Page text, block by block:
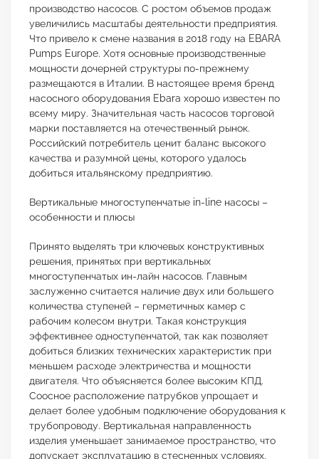
производство насосов. С ростом объемов продаж
увеличились масштабы деятельности предприятия.
Что привело к смене названия в 2018 году на EBARA
Pumps Europe. Хотя основные производственные
мощности дочерней структуры по-прежнему
размещаются в Италии. В настоящее время бренд
насосного оборудования Ebara хорошо известен по
всему миру. Значительная часть насосов торговой
марки поставляется на отечественный рынок.
Российский потребитель ценит баланс высокого
качества и разумной цены, которого удалось
добиться итальянскому предприятию.
Вертикальные многоступенчатые in-line насосы –
особенности и плюсы
Принято выделять три ключевых конструктивных
решения, принятых при вертикальных
многоступенчатых ин-лайн насосов. Главным
заслуженно считается наличие двух или большего
количества ступеней – герметичных камер с
рабочим колесом внутри. Такая конструкция
эффективнее одноступенчатой, так как позволяет
добиться близких технических характеристик при
меньшем расходе электричества и мощности
двигателя. Что объясняется более высоким КПД.
Соосное расположение патрубков упрощает и
делает более удобным подключение оборудования к
трубопроводу. Вертикальная направленность
изделия уменьшает занимаемое пространство, что
допускает эксплуатацию в стесненных условиях.